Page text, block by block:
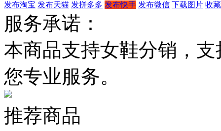
发布淘宝 发布天猫 发拼多多 发布快手 发布微信 下载图片 收
服务承诺：
本商品支持女鞋分销，
您专业服务。
推荐商品